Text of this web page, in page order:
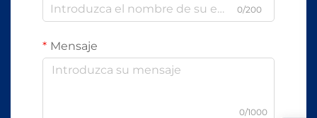
0/200
Mensaje
0/1000